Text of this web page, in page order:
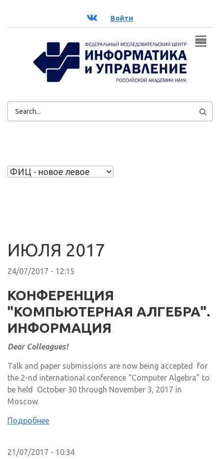
ВК Войти
ФОРМА
ИЮЛЯ 2017
24/07/2017 - 12:15
КОНФЕРЕНЦИЯ
"КОМПЬЮТЕРНАЯ АЛГЕБРА".
ИНФОРМАЦИЯ
Dear Colleagues!
Talk and paper submissions are now being accepted for
the 2-nd international conference “Computer Algebra” to
be held October 30 through November 3, 2017 in
Moscow.
Подробнее
21/07/2017 - 10:34